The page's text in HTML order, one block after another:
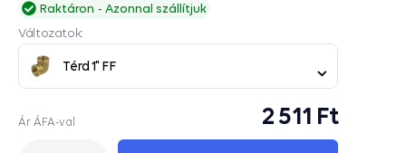
Raktáron
Azonnal szállítjuk
Változatok:
Térd 1" FF
Ár ÁFA-val 2 511 Ft